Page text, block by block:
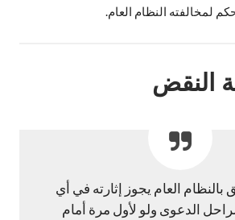
لمخالفته النظام العام.
النقض
بالنظام العام يجوز إثارته في أي
الدعوى ولو لأول مرة أمام